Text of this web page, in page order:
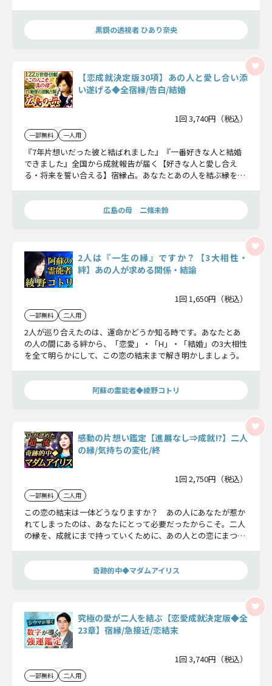
黒鏡の透視者 ひあり奈央
【恋成就決定版30項】あの人と愛し合い添
い遂げる◆全宿縁/告白/結婚
1回 3,740円（税込）
一部無料 一人用
『7年片想いだった彼と結ばれました』『一番好きな人と結婚
できました』全国から成就報告が届く【好きな人と愛し合え
る・将来を誓い合える】宿縁占。あなたとあの人を結ぶ縁を読
広島の母 二條未鈴
2人は『一生の縁』ですか？【3大相性・
絆】あの人が求める関係・結論
1回 1,650円（税込）
一部無料 二人用
2人が巡り合えたのは、運命かどうか知る時です。あなたとあ
の人の間にある絆から、「恋愛」・「H」・「結婚」の3大相性
を全て明らかにして、この恋の結末まで解き明かしましょう。
阿蘇の霊能者◆綾野コトリ
感動の片想い鑑定【進展なし⇒成就!?】二人
の縁/気持ちの変化/終
1回 2,750円（税込）
一部無料 二人用
この恋の結末は一体どうなりますか？ あの人にあなたが惹か
れてしまったのは、あなたにとって必要だったからこそ。二人
の縁を、成就にまで持っていくために、あの人との恋にまつわ
奇跡的中◆マダムアイリス
究極の愛が二人を結ぶ【恋愛成就決定版◆全
23章】宿縁/急接近/恋結末
1回 3,740円（税込）
一部無料 二人用